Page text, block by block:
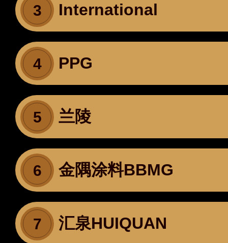
3 International
4 PPG
5 兰陵
6 金隅涂料BBMG
7 汇泉HUIQUAN